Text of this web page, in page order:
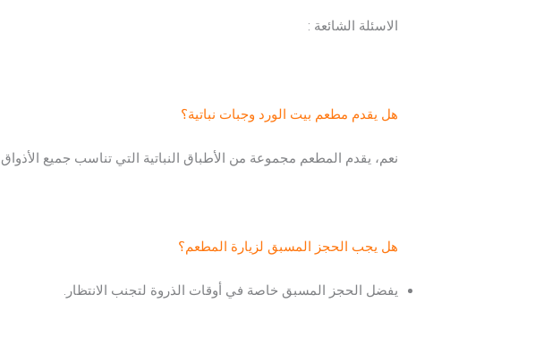
الاسئلة الشائعة :
هل يقدم مطعم بيت الورد وجبات نباتية؟
نعم، يقدم المطعم مجموعة من الأطباق النباتية التي تناسب جميع الأذواق.
هل يجب الحجز المسبق لزيارة المطعم؟
يفضل الحجز المسبق خاصة في أوقات الذروة لتجنب الانتظار.